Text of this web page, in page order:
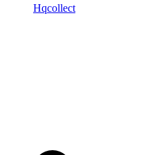
Hqcollect